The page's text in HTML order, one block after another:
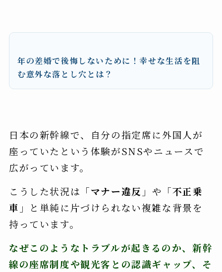
年の差婚で後悔しないために！幸せな生活を阻
む意外な落とし穴とは？
日本の新幹線で、自分の指定席に外国人が
座っていたという体験がSNSやニュースで
広がっています。
こうした状況は「マナー違反 」や「不正乗
車 」と単純に片づけられない複雑な背景を
持っています。
なぜこのようなトラブルが起きるのか、新幹
線の座席制度や観光客との認識ギャップ、そ